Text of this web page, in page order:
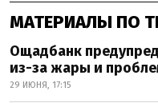
МАТЕРИАЛЫ ПО
Ощадбанк
из-за жары и
29 ИЮНЯ, 17:15